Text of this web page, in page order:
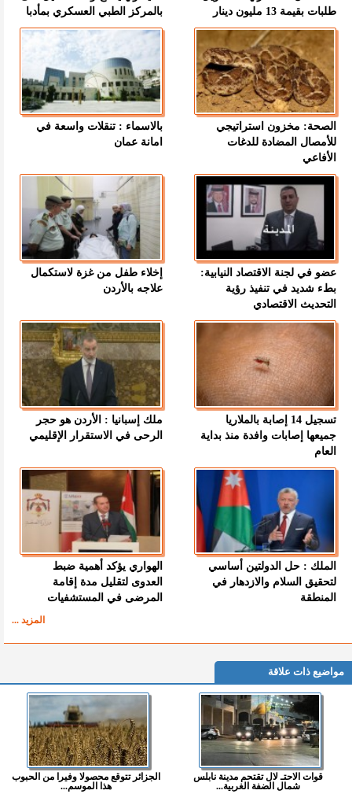
طلبات بقيمة 13 مليون دينار
بالمركز الطبي العسكري بمأدبا
الصحة: مخزون استراتيجي
للأمصال المضادة للدغات
الأفاعي
بالاسماء : تنقلات واسعة في
امانة عمان
عضو في لجنة الاقتصاد النيابية:
بطء شديد في تنفيذ رؤية
التحديث الاقتصادي
إخلاء طفل من غزة لاستكمال
علاجه بالأردن
تسجيل 14 إصابة بالملاريا
جميعها إصابات وافدة منذ بداية
العام
ملك إسبانيا : الأردن هو حجر
الرحى في الاستقرار الإقليمي
الملك : حل الدولتين أساسي
لتحقيق السلام والازدهار في
المنطقة
الهواري يؤكد أهمية ضبط
العدوى لتقليل مدة إقامة
المرضى في المستشفيات
المزيد ...
مواضيع ذات علاقة
قوات الاحتـ لال تقتحم مدينة نابلس
شمال الضفة الغربية...
الجزائر تتوقع محصولا وفيرا من الحبوب
هذا الموسم...